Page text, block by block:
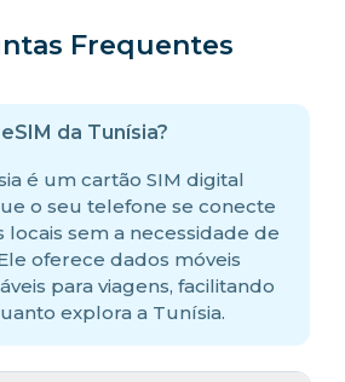
Frequentes
da Tunísia?
é um cartão SIM digital
o seu telefone se conecte
locais sem a necessidade de
oferece dados móveis
para viagens, facilitando
explora a Tunísia.